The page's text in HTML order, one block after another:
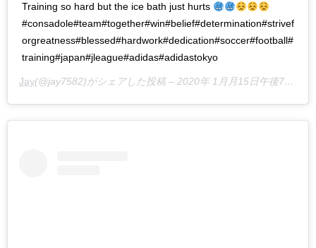
Training so hard but the ice bath just hurts
#consadole#team#together#win#belief#determination#strivef
orgreatness#blessed#hardwork#dedication#soccer#football#
training#japan#jleague#adidas#adidastokyo
Jay(@jay7582)がシェアした投稿 – 2020年 1月月15日午後7時42分PST